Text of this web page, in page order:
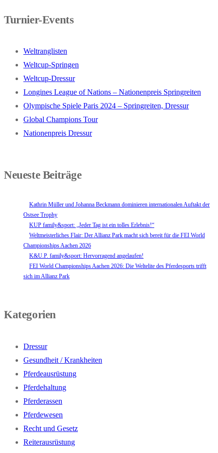
Turnier-Events
Weltranglisten
Weltcup-Springen
Weltcup-Dressur
Longines League of Nations – Nationenpreis Springreiten
Olympische Spiele Paris 2024 – Springreiten, Dressur
Global Champions Tour
Nationenpreis Dressur
Neueste Beiträge
Kathrin Müller und Johanna Beckmann dominieren internationalen Auftakt der
Ostsee Trophy
KUP family&sport: „Jeder Tag ist ein tolles Erlebnis!“
Weltmeisterliches Flair: Der Allianz Park macht sich bereit für die FEI World
Championships Aachen 2026
K&U.P. family&sport: Hervorragend angelaufen!
FEI World Championships Aachen 2026: Die Weltelite des Pferdesports trifft
sich im Allianz Park
Kategorien
Dressur
Gesundheit / Krankheiten
Pferdeausrüstung
Pferdehaltung
Pferderassen
Pferdewesen
Recht und Gesetz
Reiterausrüstung